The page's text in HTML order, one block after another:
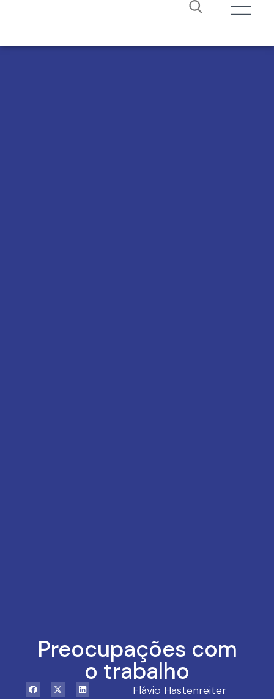
Preocupações com
o trabalho
Flávio Hastenreiter